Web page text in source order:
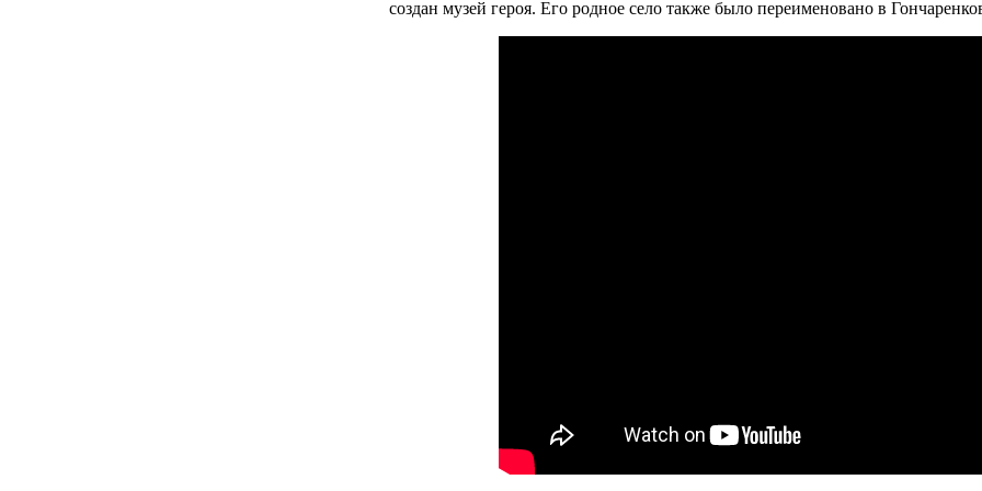
создан музей героя. Его родное село также было переименовано в